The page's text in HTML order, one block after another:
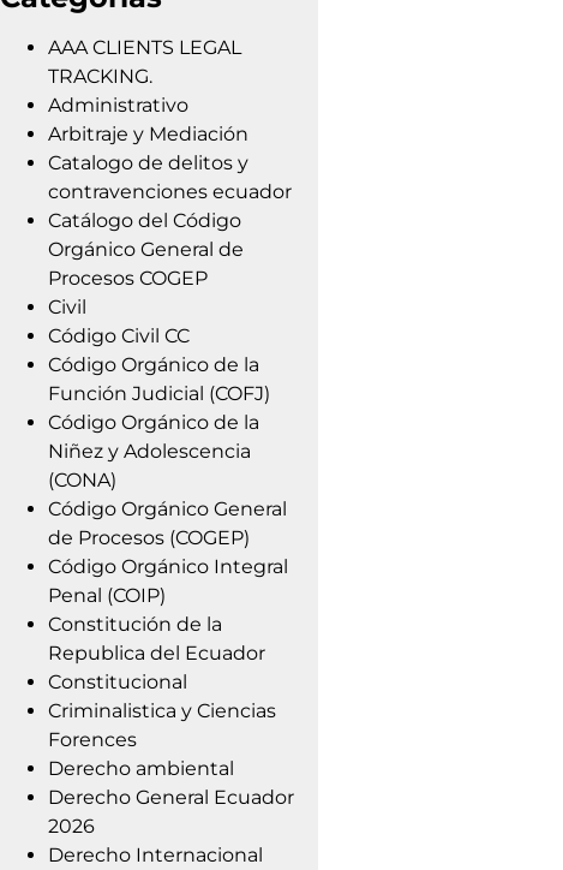
AAA CLIENTS LEGAL
TRACKING.
Administrativo
Arbitraje y Mediación
Catalogo de delitos y
contravenciones ecuador
Catálogo del Código
Orgánico General de
Procesos COGEP
Civil
Código Civil CC
Código Orgánico de la
Función Judicial (COFJ)
Código Orgánico de la
Niñez y Adolescencia
(CONA)
Código Orgánico General
de Procesos (COGEP)
Código Orgánico Integral
Penal (COIP)
Constitución de la
Republica del Ecuador
Constitucional
Criminalistica y Ciencias
Forences
Derecho ambiental
Derecho General Ecuador
2026
Derecho Internacional